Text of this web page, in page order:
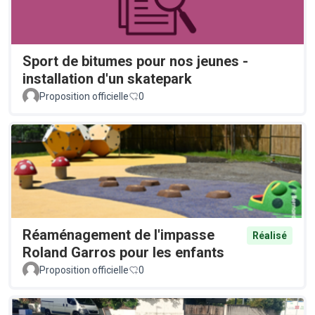
Sport de bitumes pour nos jeunes -
installation d'un skatepark
Proposition officielle 0
Réaménagement de l'impasse
Roland Garros pour les enfants
Réalisé
Proposition officielle 0